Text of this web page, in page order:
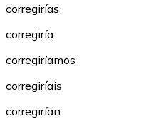
corregirías
corregiría
corregiríamos
corregiríais
corregirían